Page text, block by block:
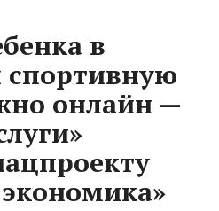
в
онлайн —